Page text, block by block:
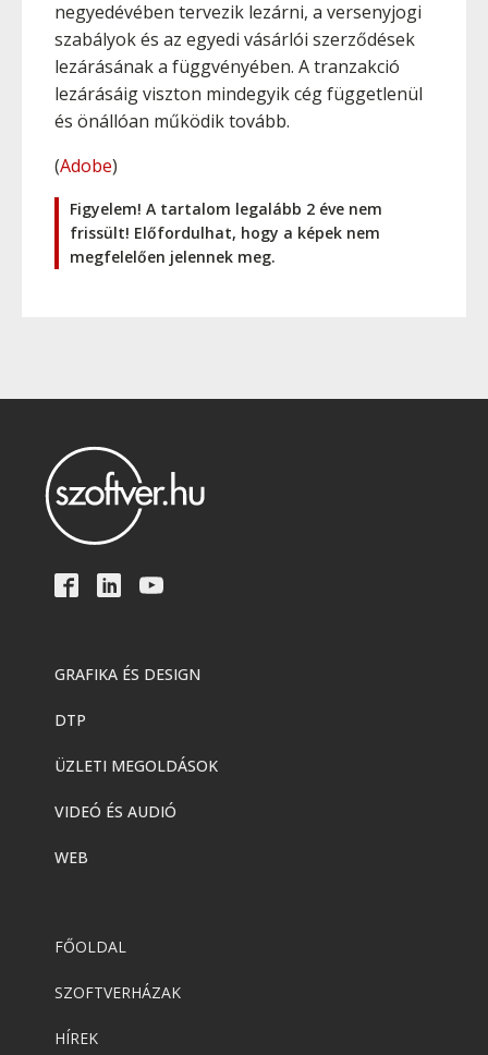
negyedévében tervezik lezárni, a versenyjogi
szabályok és az egyedi vásárlói szerződések
lezárásának a függvényében. A tranzakció
lezárásáig viszton mindegyik cég függetlenül
és önállóan működik tovább.
(Adobe)
Figyelem! A tartalom legalább 2 éve nem
frissült! Előfordulhat, hogy a képek nem
megfelelően jelennek meg.
GRAFIKA ÉS DESIGN
DTP
ÜZLETI MEGOLDÁSOK
VIDEÓ ÉS AUDIÓ
WEB
FŐOLDAL
SZOFTVERHÁZAK
HÍREK